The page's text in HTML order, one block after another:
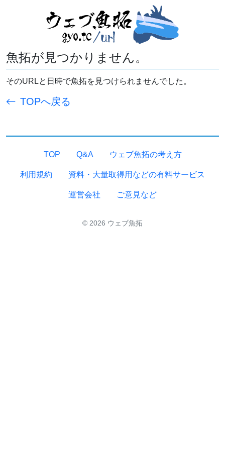
魚拓が見つかりません。
そのURLと日時で魚拓を見つけられませんでした。
TOPへ戻る
TOP Q&A ウェブ魚拓の考え方
利用規約 資料・大量取得用などの有料サービス
運営会社 ご意見など
© 2026 ウェブ魚拓